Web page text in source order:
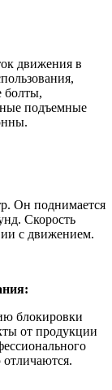
движения в
болты,
подъемные
Он поднимается
Скорость
с движением.
блокировки
от продукции
отличаются.